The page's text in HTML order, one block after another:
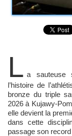
L a sauteuse
l’histoire de
bronze du triple
2026 à Kujawy-
elle devient la
dans cette
passage son